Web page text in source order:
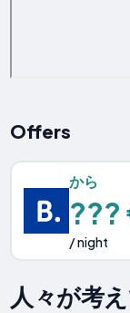
Offers
から
???
/ night
人々が考